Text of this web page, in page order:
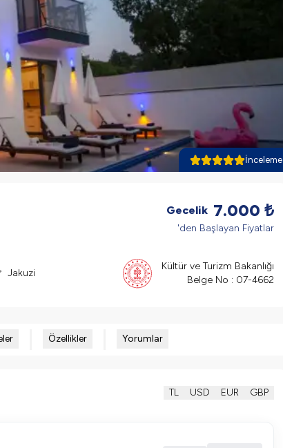
İnceleme
Gecelik 7.000 ₺
'den Başlayan Fiyatlar
Jakuzi
Kültür ve Turizm Bakanlığı
Belge No : 07-4662
Özellikler Yorumlar
TL USD EUR GBP